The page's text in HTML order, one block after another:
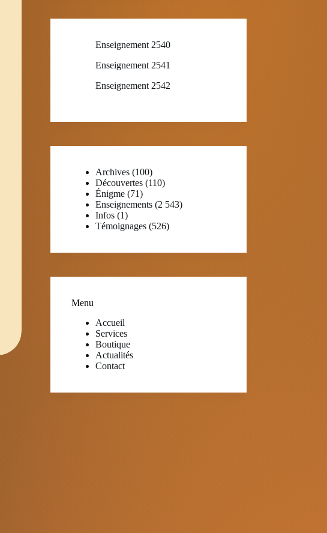
Enseignement 2540
Enseignement 2541
Enseignement 2542
Archives (100)
Découvertes (110)
Énigme (71)
Enseignements (2 543)
Infos (1)
Témoignages (526)
Menu
Accueil
Services
Boutique
Actualités
Contact